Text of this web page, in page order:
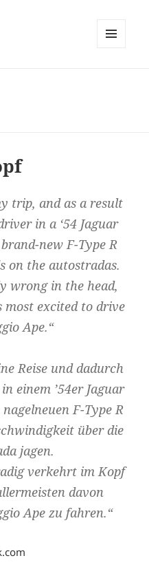
trip, and as a result
in a ‘54 Jaguar
new F-Type R
on the autostradas.
wrong in the head,
excited to drive
Ape.“
Reise und dadurch
einem ’54er Jaguar
F-Type R
über die
jagen.
verkehrt im Kopf
davon
Ape zu fahren.“